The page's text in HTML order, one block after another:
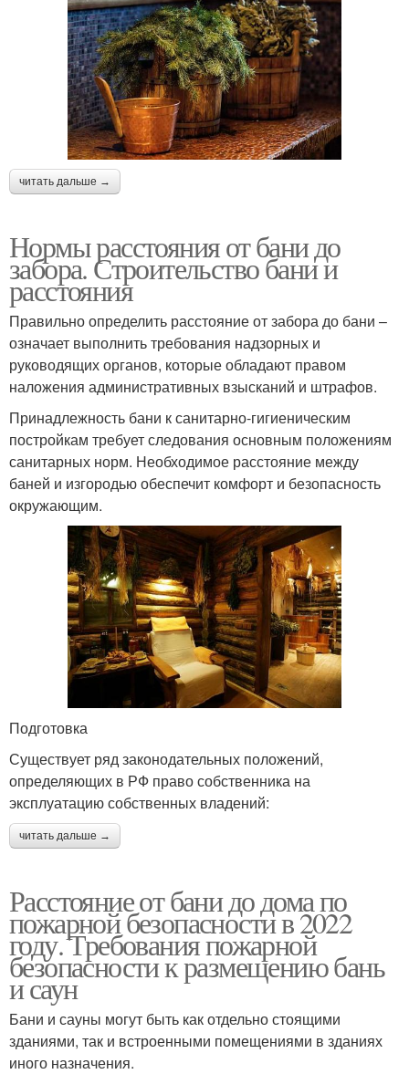
читать дальше →
Нормы расстояния от бани до
забора. Строительство бани и
расстояния
Правильно определить расстояние от забора до бани –
означает выполнить требования надзорных и
руководящих органов, которые обладают правом
наложения административных взысканий и штрафов.
Принадлежность бани к санитарно-гигиеническим
постройкам требует следования основным положениям
санитарных норм. Необходимое расстояние между
баней и изгородью обеспечит комфорт и безопасность
окружающим.
Подготовка
Существует ряд законодательных положений,
определяющих в РФ право собственника на
эксплуатацию собственных владений:
читать дальше →
Расстояние от бани до дома по
пожарной безопасности в 2022
году. Требования пожарной
безопасности к размещению бань
и саун
Бани и сауны могут быть как отдельно стоящими
зданиями, так и встроенными помещениями в зданиях
иного назначения.